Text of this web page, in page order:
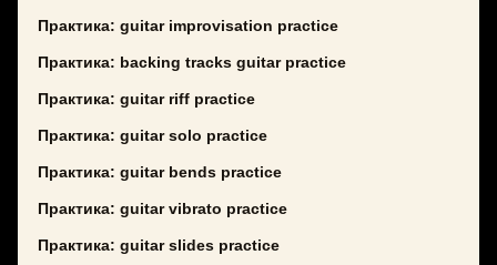
Практика: guitar improvisation practice
Практика: backing tracks guitar practice
Практика: guitar riff practice
Практика: guitar solo practice
Практика: guitar bends practice
Практика: guitar vibrato practice
Практика: guitar slides practice